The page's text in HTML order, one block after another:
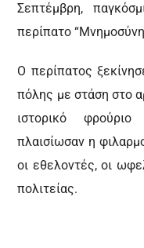
Σεπτέμβρη,
περίπατο
Ο περίπατος
πόλης με στάση στο
ιστορικό
πλαισίωσαν η
οι εθελοντές, οι
πολιτείας.